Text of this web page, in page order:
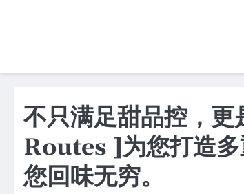
不只满足甜品控，
Routes ]为您打造多
您回味无穷。